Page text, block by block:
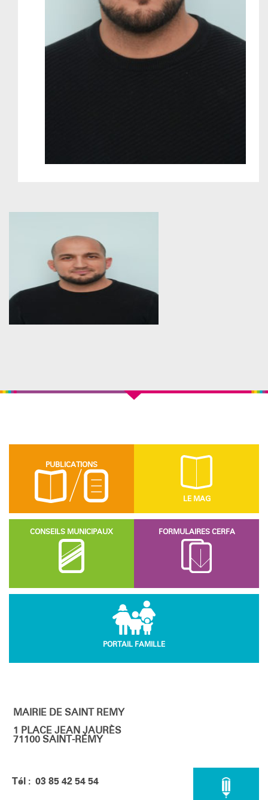
PUBLICATIONS
LE MAG
CONSEILS MUNICIPAUX FORMULAIRES CERFA
PORTAIL FAMILLE
MAIRIE DE SAINT REMY
1 PLACE JEAN JAURÈS
71100 SAINT-RÉMY
Tél : 03 85 42 54 54